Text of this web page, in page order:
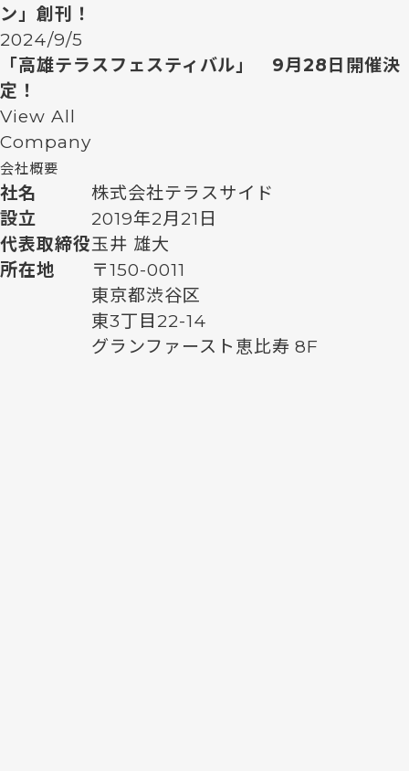
ン」創刊！
2024/9/5
「高雄テラスフェスティバル」 9月28日開催決
定！
View All
Company
会社概要
社名
株式会社テラスサイド
設立
2019年2月21日
代表取締役玉井 雄大
所在地
〒150-0011
東京都渋谷区
東3丁目22-14
グランファースト恵比寿 8F